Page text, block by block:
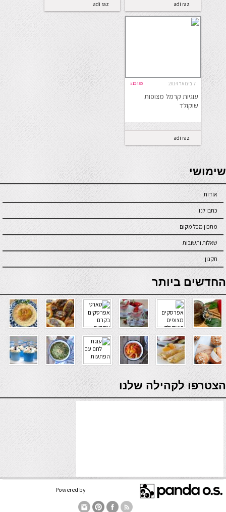
adi raz
adi raz
7 בינואר 2014 #15485
עוגיות קרמל מצופות
שוקולד
adi raz
seriöse online casinos österreich
שימושי
אודות
כתבו לנו
מתכון מכל מקום
שאלות ותשובות
תקנון
online casino
החדשים ביותר
verde casino
הצטרפו לקהילה שלנו
Powered by